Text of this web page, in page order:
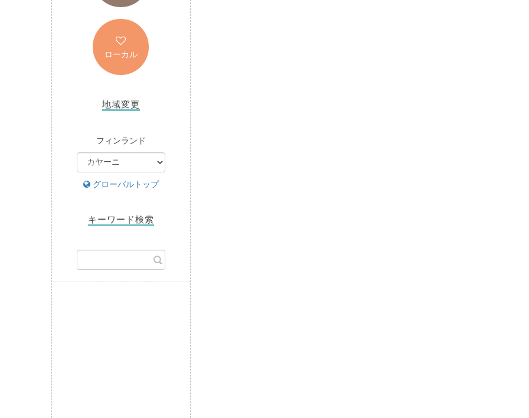
ローカル
地域変更
フィンランド
グローバルトップ
キーワード検索